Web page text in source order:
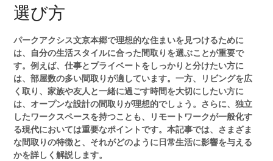
選び方
パークアクシス文京本郷で理想的な住まいを見つけるために
は、自分の生活スタイルに合った間取りを選ぶことが重要で
す。例えば、仕事とプライベートをしっかりと分けたい方に
は、部屋数の多い間取りが適しています。一方、リビングを広
く取り、家族や友人と一緒に過ごす時間を大切にしたい方に
は、オープンな設計の間取りが理想的でしょう。さらに、独立
したワークスペースを持つことも、リモートワークが一般化す
る現代においては重要なポイントです。本記事では、さまざま
な間取りの特徴と、それがどのように日常生活に影響を与える
かを詳しく解説します。